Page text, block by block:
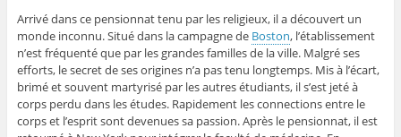
Arrivé dans ce pensionnat tenu par les religieux, il a découvert un
monde inconnu. Situé dans la campagne de Boston, l’établissement
n’est fréquenté que par les grandes familles de la ville. Malgré ses
efforts, le secret de ses origines n’a pas tenu longtemps. Mis à l’écart,
brimé et souvent martyrisé par les autres étudiants, il s’est jeté à
corps perdu dans les études. Rapidement les connections entre le
corps et l’esprit sont devenues sa passion. Après le pensionnat, il est